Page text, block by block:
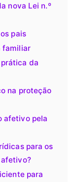
nova Lei n.º
pais
familiar
da
na proteção
afetivo pela
para os
para